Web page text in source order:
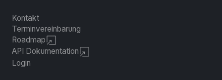
Kontakt
Terminvereinbarung
Roadmap
API Dokumentation
Login